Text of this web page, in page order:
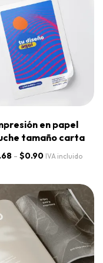
en papel
tamaño carta
- $0.90 IVA incluido